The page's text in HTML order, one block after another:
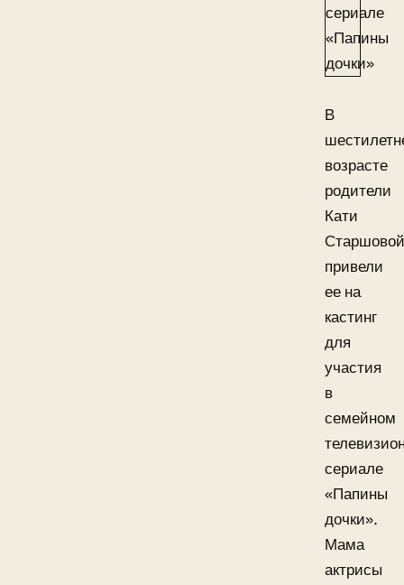
В
возрасте
родители
Кати
Старшовой
привели
ее на
кастинг
для
участия
в
семейном
сериале
«Папины
дочки».
Мама
актрисы